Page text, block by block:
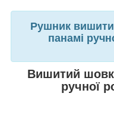
Рушник
панамі
Вишитий
ручної